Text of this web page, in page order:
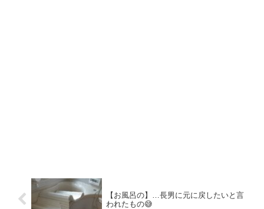
【お風呂の】…長男に元に戻したいと言
われたもの😅